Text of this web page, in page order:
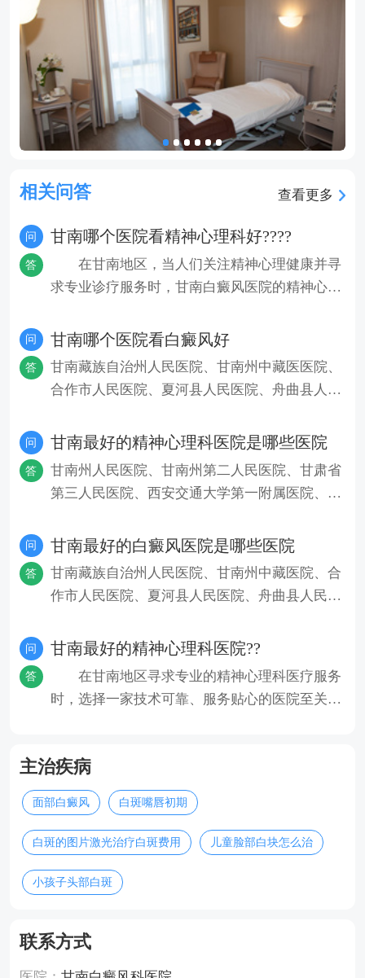
相关问答 查看更多
问 甘南哪个医院看精神心理科好????
答
在甘南地区，当人们关注精神心理健康并寻
求专业诊疗服务时，甘南白癜风医院的精神心理
问 甘南哪个医院看白癜风好
答
甘南藏族自治州人民医院、甘南州中藏医医院、
合作市人民医院、夏河县人民医院、舟曲县人民
问 甘南最好的精神心理科医院是哪些医院
答
甘南州人民医院、甘南州第二人民医院、甘肃省
第三人民医院、西安交通大学第一附属医院、北
问 甘南最好的白癜风医院是哪些医院
答
甘南藏族自治州人民医院、甘南州中藏医院、合
作市人民医院、夏河县人民医院、舟曲县人民医
问 甘南最好的精神心理科医院??
答
在甘南地区寻求专业的精神心理科医疗服务
时，选择一家技术可靠、服务贴心的医院至关重
主治疾病
面部白癜风 白斑嘴唇初期
白斑的图片激光治疗白斑费用 儿童脸部白块怎么治
小孩子头部白斑
联系方式